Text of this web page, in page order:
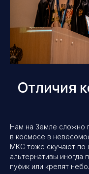
Отличия
Нам на Земле сложно
в космосе в
МКС тоже скучают по
альтернативы иногда
пуфик или крепят